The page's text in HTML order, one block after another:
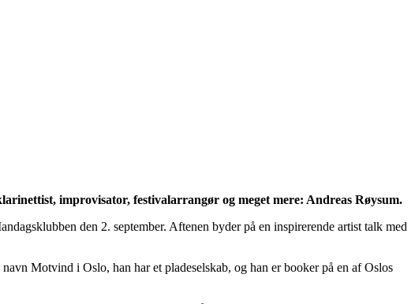
improvisator, festivalarrangør og meget mere: Andreas Røysum.
den 2. september. Aftenen byder på en inspirerende artist talk med
Motvind i Oslo, han har et pladeselskab, og han er booker på en af Oslos